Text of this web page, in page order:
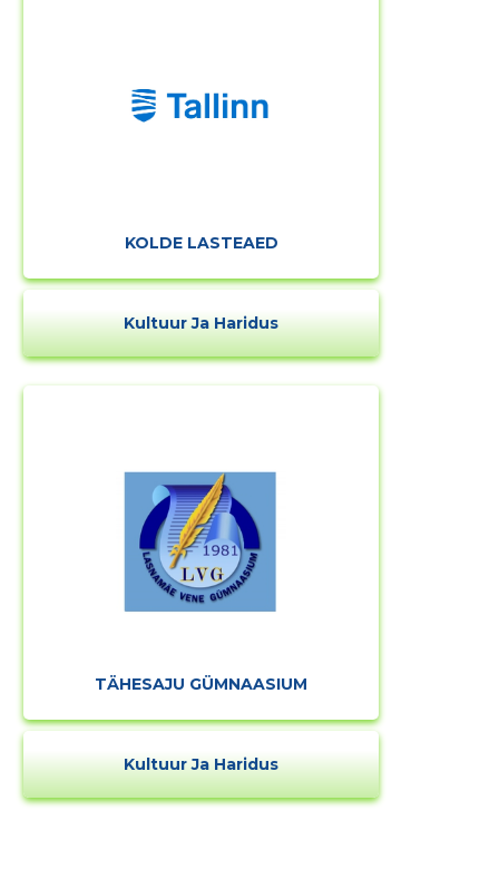
KOLDE LASTEAED
Kultuur Ja Haridus
TÄHESAJU GÜMNAASIUM
Kultuur Ja Haridus